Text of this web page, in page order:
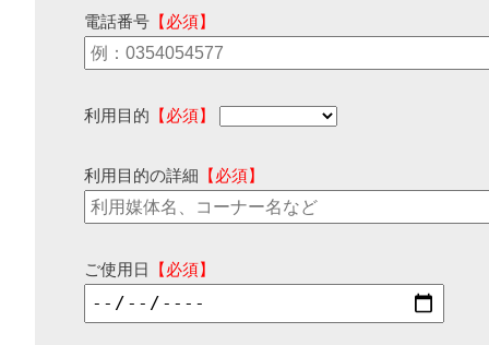
電話番号 【必須】
利用目的 【必須】
利用目的の詳細 【必須】
ご使用日 【必須】